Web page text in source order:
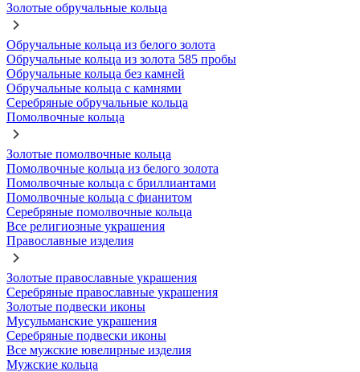
Золотые обручальные кольца
Обручальные кольца из белого золота
Обручальные кольца из золота 585 пробы
Обручальные кольца без камней
Обручальные кольца с камнями
Серебряные обручальные кольца
Помолвочные кольца
Золотые помолвочные кольца
Помолвочные кольца из белого золота
Помолвочные кольца с бриллиантами
Помолвочные кольца с фианитом
Серебряные помолвочные кольца
Все религиозные украшения
Православные изделия
Золотые православные украшения
Серебряные православные украшения
Золотые подвески иконы
Мусульманские украшения
Серебряные подвески иконы
Все мужские ювелирные изделия
Мужские кольца